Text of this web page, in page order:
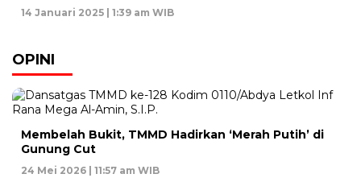
14 Januari 2025 | 1:39 am WIB
OPINI
Membelah Bukit, TMMD Hadirkan ‘Merah Putih’ di
Gunung Cut
24 Mei 2026 | 11:57 am WIB